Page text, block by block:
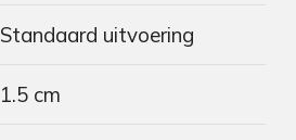
Standaard uitvoering
1.5 cm